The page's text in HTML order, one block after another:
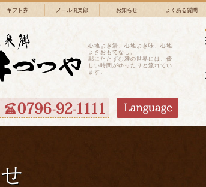
ギフト券 メール倶楽部 お知らせ よくある質問
心地よき湯、心地よき味、心地
よきおもてなし。
鄙にたたずむ雅の世界には、優
しい時間がゆったりと流れてい
ます。